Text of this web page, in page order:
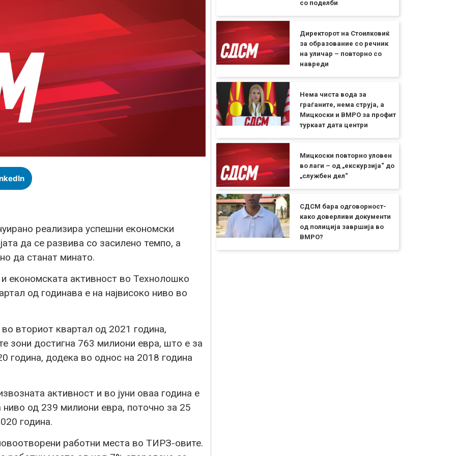
реализира успешни економски
да се развива со засилено темпо, а
да станат минато.
економската активност во Технолошко
од годинава е на највисоко ниво во
вториот квартал од 2021 година,
зони достигна 763 милиони евра, што е за
година, додека во однос на 2018 година
активност и во јуни оваа година е
ниво од 239 милиони евра, поточно за 25
година.
работни места во ТИРЗ-овите.
со поделби
Директорот на Стоилковиќ
за образование со речник
на уличар – повторно со
навреди
Нема чиста вода за
граѓаните, нема струја, а
Мицкоски и ВМРО за профит
туркаат дата центри
Мицкоски повторно уловен
во лаги – од „екскурзија“ до
„службен дел“
СДСМ бара одговорност-
како доверливи документи
од полиција завршија во
ВМРО?